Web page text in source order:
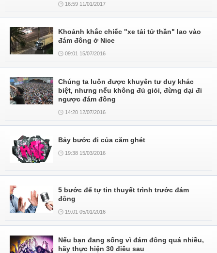
16:59 11/01/2017
Khoảnh khắc chiếc "xe tải tử thần" lao vào
đám đông ở Nice
09:01 15/07/2016
Chúng ta luôn được khuyên tư duy khác
biệt, nhưng nếu không đủ giỏi, đừng dại đi
ngược đám đông
14:20 12/07/2016
Bảy bước đi của căm ghét
19:38 15/03/2016
5 bước để tự tin thuyết trình trước đám
đông
19:01 05/01/2016
Nếu bạn đang sống vì đám đông quá nhiều,
hãy thực hiện 30 điều sau